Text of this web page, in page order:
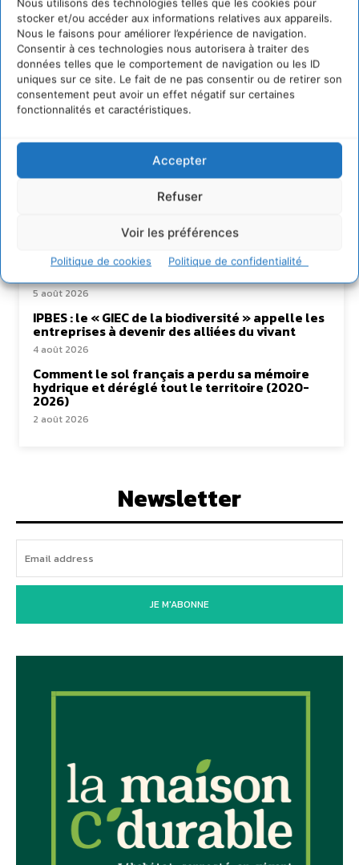
Nous utilisons des technologies telles que les cookies pour
stocker et/ou accéder aux informations relatives aux appareils.
Nous le faisons pour améliorer l’expérience de navigation.
Consentir à ces technologies nous autorisera à traiter des
données telles que le comportement de navigation ou les ID
uniques sur ce site. Le fait de ne pas consentir ou de retirer son
consentement peut avoir un effet négatif sur certaines
fonctionnalités et caractéristiques.
Accepter
Refuser
Voir les préférences
Politique de cookies Politique de confidentialité
Lire aussi
Soutenir un pastoralisme durable en faveur de
S’inspirer de l’arbre pour un modèle
5 août 2026
IPBES : le « GIEC de la biodiversité » appelle les
entreprises à devenir des alliées du vivant
4 août 2026
Comment le sol français a perdu sa mémoire
hydrique et déréglé tout le territoire (2020-
2026)
2 août 2026
Newsletter
JE M'ABONNE